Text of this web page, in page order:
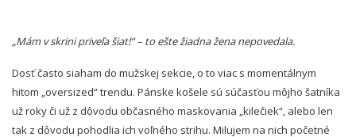
„Mám v skrini priveľa šiat!“ – to ešte žiadna žena nepovedala.
Dosť často siaham do mužskej sekcie, o to viac s momentálnym
hitom „oversized“ trendu. Pánske košele sú súčasťou môjho šatníka
už roky či už z dôvodu občasného maskovania „kilečiek“, alebo len
tak z dôvodu pohodlia ich voľného strihu. Milujem na nich početné